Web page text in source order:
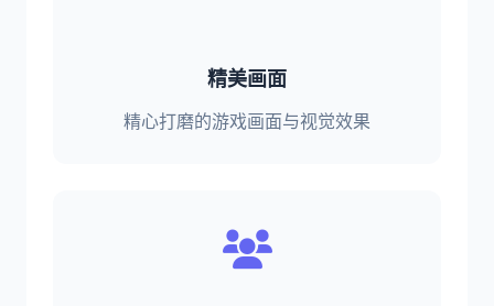
精美画面
精心打磨的游戏画面与视觉效果